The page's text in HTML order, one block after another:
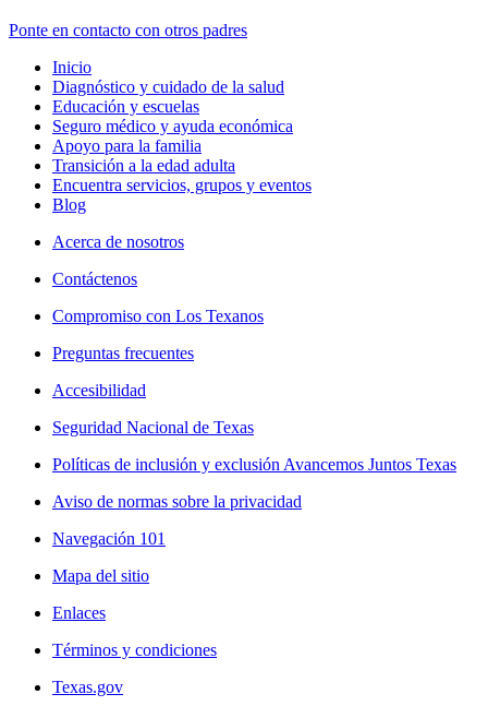
Ponte en contacto con otros padres
Inicio
Diagnóstico y cuidado de la salud
Educación y escuelas
Seguro médico y ayuda económica
Apoyo para la familia
Transición a la edad adulta
Encuentra servicios, grupos y eventos
Blog
Acerca de nosotros
Contáctenos
Compromiso con Los Texanos
Preguntas frecuentes
Accesibilidad
Seguridad Nacional de Texas
Políticas de inclusión y exclusión Avancemos Juntos Texas
Aviso de normas sobre la privacidad
Navegación 101
Mapa del sitio
Enlaces
Términos y condiciones
Texas.gov